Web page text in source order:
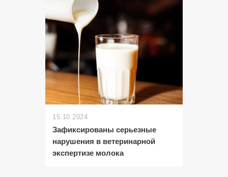
15.10.2024
Зафиксированы серьезные
нарушения в ветеринарной
экспертизе молока